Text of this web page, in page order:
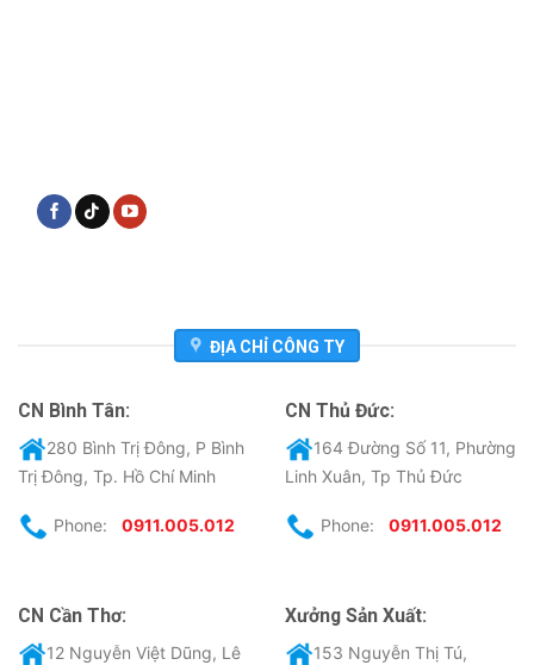
ĐỊA CHỈ CÔNG TY
CN Bình Tân:
280 Bình Trị Đông, P Bình
Trị Đông, Tp. Hồ Chí Minh
Phone: 0911.005.012
CN Thủ Đức:
164 Đường Số 11, Phường
Linh Xuân, Tp Thủ Đức
Phone: 0911.005.012
CN Cần Thơ:
12 Nguyễn Việt Dũng, Lê
Xưởng Sản Xuất:
153 Nguyễn Thị Tú,